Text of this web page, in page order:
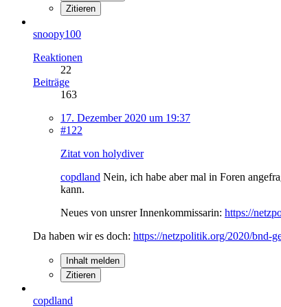
Zitieren
snoopy100
Reaktionen
22
Beiträge
163
17. Dezember 2020 um 19:37
#122
Zitat von holydiver
copdland Nein, ich habe aber mal in Foren
kann.
Neues von unsrer Innenkommissarin: https://
Da haben wir es doch: https://netzpolitik.org/2020/bnd-
Inhalt melden
Zitieren
copdland